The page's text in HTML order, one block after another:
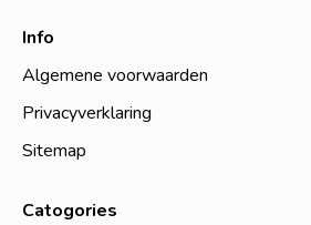
Info
Algemene voorwaarden
Privacyverklaring
Sitemap
Catogories